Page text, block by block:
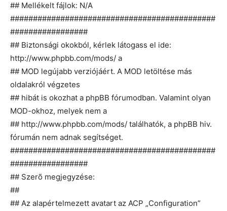
## Mellékelt fájlok: N/A
#############################################
#################
## Biztonsági okokból, kérlek látogass el ide:
http://www.phpbb.com/mods/ a
## MOD legújabb verziójáért. A MOD letöltése más
oldalakról végzetes
## hibát is okozhat a phpBB fórumodban. Valamint olyan
MOD-okhoz, melyek nem a
## http://www.phpbb.com/mods/ találhatók, a phpBB hiv.
fórumán nem adnak segítséget.
#############################################
#################
## Szerõ megjegyzése:
##
## Az alapértelmezett avatart az ACP „Configuration”